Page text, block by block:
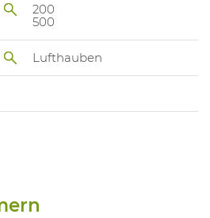
200
500
Lufthauben